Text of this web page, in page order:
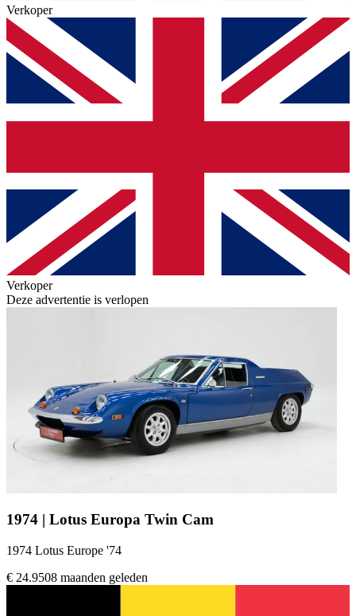
Verkoper
Verkoper
Deze advertentie is verlopen
1974 | Lotus Europa Twin Cam
1974 Lotus Europe '74
€ 24.9508 maanden geleden